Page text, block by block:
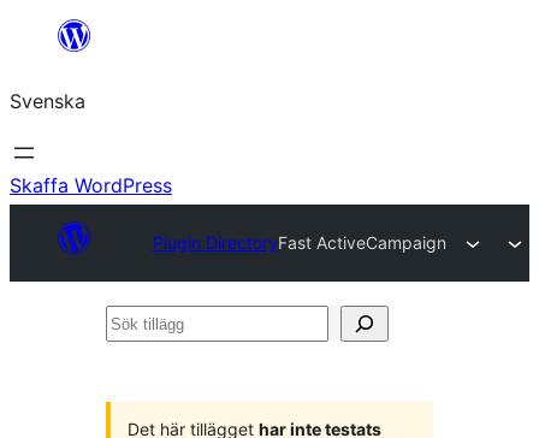
Hoppa
innehåll
Svenska
Skaffa WordPress
Plugin DirectoryFast ActiveCampaign
Sök
Det här tillägget har inte testats